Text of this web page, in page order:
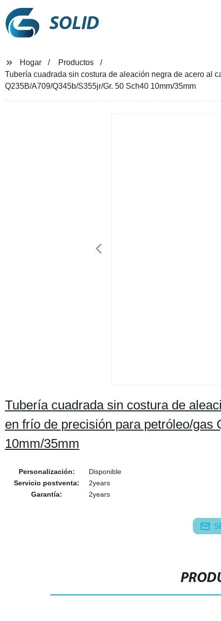
SOLID
Hogar
Productos
Tubería cuadrada sin costura de aleación negra de acero al
Q235B/A709/Q345b/S355jr/Gr. 50 Sch40 10mm/35mm
Tubería cuadrada sin costura de
en frío de precisión para petróleo/gas
10mm/35mm
Personalización:
Disponible
Servicio postventa:
2years
Garantía:
2years